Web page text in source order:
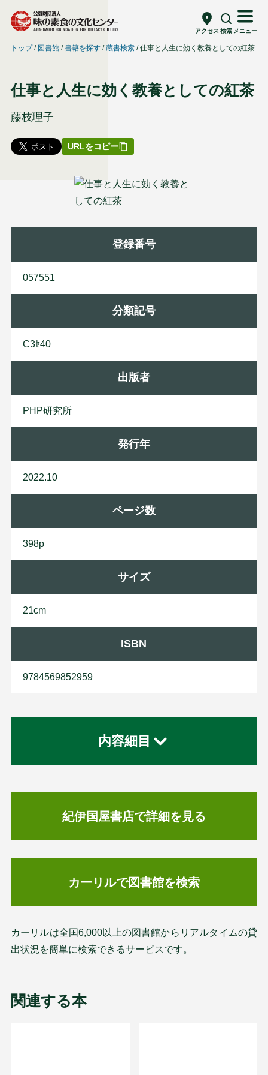
アクセス 検索 メニュー
トップ 図書館 書籍を探す 蔵書検索 仕事と人生に効く教養としての紅茶
仕事と人生に効く教養としての紅茶
藤枝理子
URLをコピー
登録番号
057551
分類記号
C3ｾ40
出版者
PH P研究所
発行年
2022.10
ページ数
398p
サイズ
21cm
ISBN
9784569852959
内容細目
紀伊国屋書店で詳細を見る
カーリルで図書館を検索
カーリルは全国6,000以上の図書館からリアルタイムの貸
出状況を簡単に検索できるサービスです。
関連する本